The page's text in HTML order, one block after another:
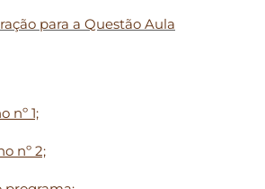
para a Questão Aula
nº 1;
nº 2;